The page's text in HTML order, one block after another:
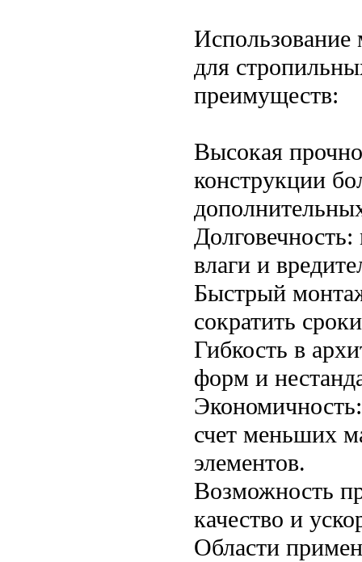
Использование
для
преимуществ:
Высокая
конструкции
влаги и
Быстрый
сократить
Гибкость в
форм и
счет меньших
элементов.
Возможность
качество и
Области